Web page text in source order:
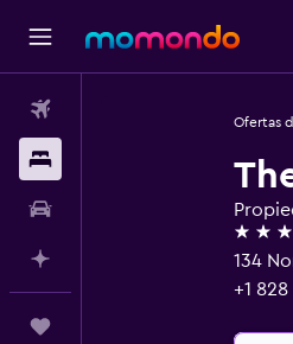
Ofertas
3
134
+1